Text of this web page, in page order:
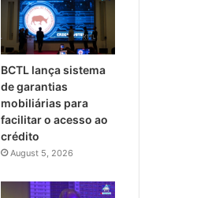
BCTL lança sistema
de garantias
mobiliárias para
facilitar o acesso ao
crédito
August 5, 2026